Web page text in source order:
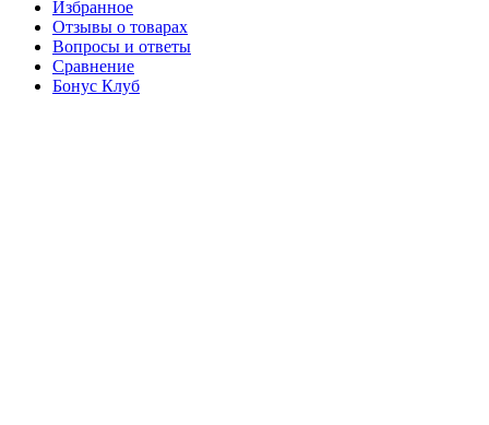
Избранное
Отзывы о товарах
Вопросы и ответы
Сравнение
Бонус Клуб